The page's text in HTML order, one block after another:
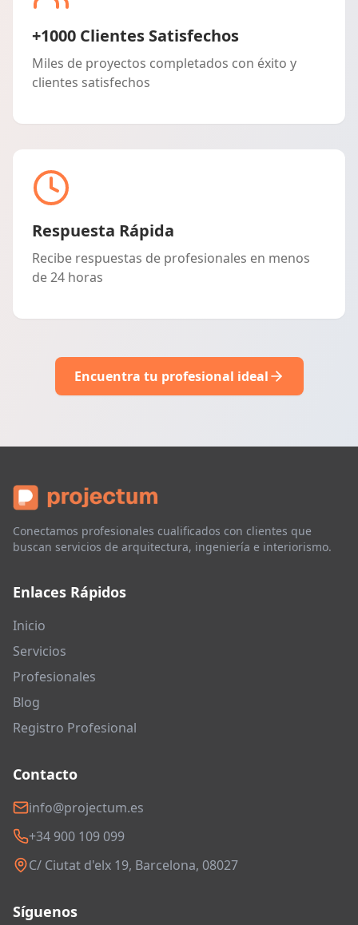
+1000 Clientes Satisfechos
Miles de proyectos completados con éxito y
clientes satisfechos
Respuesta Rápida
Recibe respuestas de profesionales en menos
de 24 horas
Encuentra tu profesional ideal
Conectamos profesionales cualificados con clientes que
buscan servicios de arquitectura, ingeniería e interiorismo.
Enlaces Rápidos
Inicio
Servicios
Profesionales
Blog
Registro Profesional
Contacto
info@projectum.es
+34 900 109 099
C/ Ciutat d'elx 19, Barcelona, 08027
Síguenos